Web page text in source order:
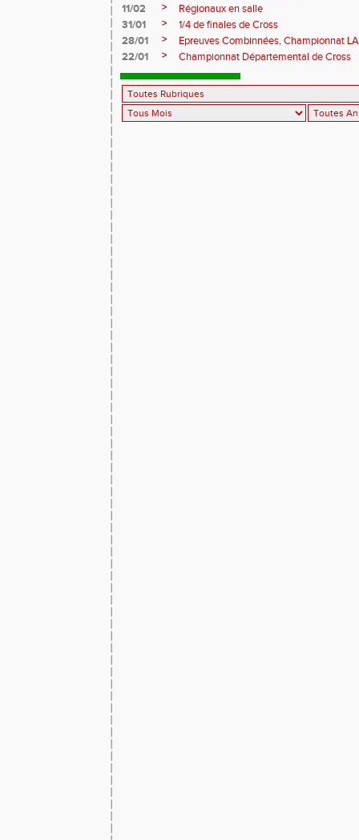
11/02
>
Régionaux en salle
31/01
>
1/4 de finales de Cross
28/01
>
Epreuves Combinnées, Championnat
22/01
> Championnat Départemental de Cross